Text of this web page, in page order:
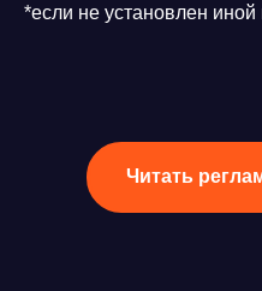
*если не установлен
Читать